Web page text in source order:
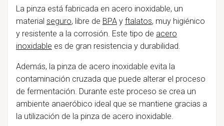
La pinza está fabricada en acero inoxidable, un
material seguro, libre de BPAy ftalatos, muy higiénico
y resistente a la corrosión. Este tipo de acero
inoxidable es de gran resistencia y durabilidad.
Además, la pinza de acero inoxidable evita la
contaminación cruzada que puede alterar el proceso
de fermentación. Durante este proceso se crea un
ambiente anaeróbico ideal que se mantiene gracias a
la utilización de la pinza de acero inoxidable.